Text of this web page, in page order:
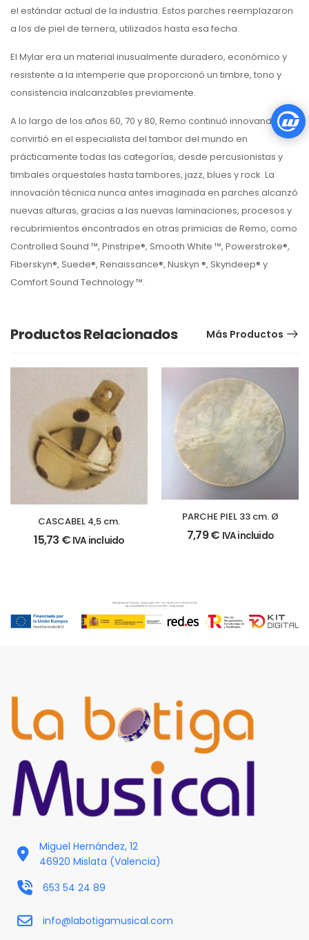
el estándar actual de la industria. Estos parches reemplazaron
a los de piel de ternera, utilizados hasta esa fecha.
El Mylar era un material inusualmente duradero, económico y
resistente a la intemperie que proporcionó un timbre, tono y
consistencia inalcanzables previamente.
A lo largo de los años 60, 70 y 80, Remo continuó innovando y se
convirtió en el especialista del tambor del mundo en
prácticamente todas las categorías, desde percusionistas y
timbales orquestales hasta tambores, jazz, blues y rock. La
innovación técnica nunca antes imaginada en parches alcanzó
nuevas alturas, gracias a las nuevas laminaciones, procesos y
recubrimientos encontrados en otras primicias de Remo, como
Controlled Sound ™, Pinstripe®, Smooth White ™, Powerstroke®,
Fiberskyn®, Suede®, Renaissance®, Nuskyn ®, Skyndeep® y
Comfort Sound Technology ™.
Productos Relacionados Más Productos
CASCABEL 4,5 cm.
15,73 € IVA incluido
PARCHE PIEL 33 cm. Ø
7,79€ IVA incluido
Miguel Hernández, 12
46920 Mislata (Valencia)
653 54 24 89
info@labotigamusical.com